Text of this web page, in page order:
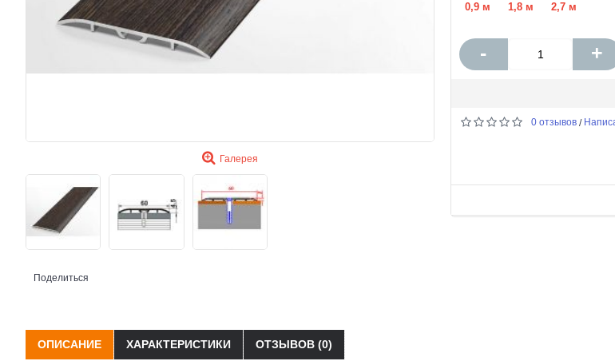
Галерея
Поделиться
0,9 м
1,8 м 2,7 м
- +
0 отзывов /
ОПИСАНИЕ ХАРАКТЕРИСТИКИ ОТЗЫВОВ (0)